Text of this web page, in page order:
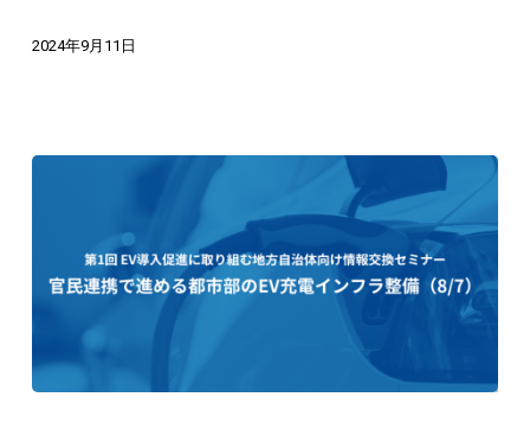
EV
ョ
（10/9
セ
ミ
2024年9月11日